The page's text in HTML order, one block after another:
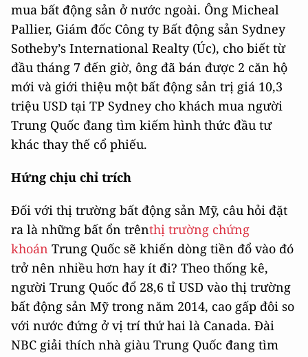
mua bất động sản ở nước ngoài. Ông Micheal
Pallier, Giám đốc Công ty Bất động sản Sydney
Sotheby’s International Realty (Úc), cho biết từ
đầu tháng 7 đến giờ, ông đã bán được 2 căn hộ
mới và giới thiệu một bất động sản trị giá 10,3
triệu USD tại TP Sydney cho khách mua người
Trung Quốc đang tìm kiếm hình thức đầu tư
khác thay thế cổ phiếu.
Hứng chịu chỉ trích
Đối với thị trường bất động sản Mỹ, câu hỏi đặt
ra là những bất ổn trênthị trường chứng
khoán Trung Quốc sẽ khiến dòng tiền đổ vào đó
trở nên nhiều hơn hay ít đi? Theo thống kê,
người Trung Quốc đổ 28,6 tỉ USD vào thị trường
bất động sản Mỹ trong năm 2014, cao gấp đôi so
với nước đứng ở vị trí thứ hai là Canada. Đài
NBC giải thích nhà giàu Trung Quốc đang tìm